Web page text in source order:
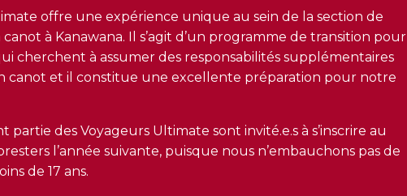
offre une expérience unique au sein de la section de
à Kanawana. Il s’agit d’un programme de transition pour
cherchent à assumer des responsabilités supplémentaires
canot et il constitue une excellente préparation pour notre
partie des Voyageurs Ultimate sont invité.e.s à s’inscrire au
l’année suivante, puisque nous n’embauchons pas de
de 17 ans.